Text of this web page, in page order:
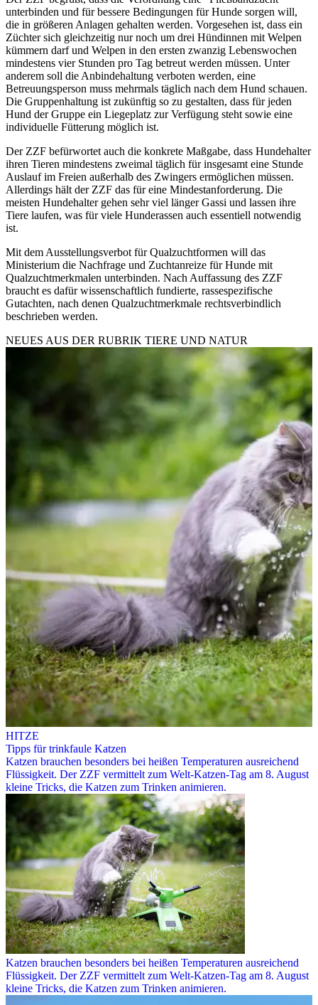
unterbinden und für bessere Bedingungen für Hunde sorgen will,
die in größeren Anlagen gehalten werden. Vorgesehen ist, dass ein
Züchter sich gleichzeitig nur noch um drei Hündinnen mit Welpen
kümmern darf und Welpen in den ersten zwanzig Lebenswochen
mindestens vier Stunden pro Tag betreut werden müssen. Unter
anderem soll die Anbindehaltung verboten werden, eine
Betreuungsperson muss mehrmals täglich nach dem Hund schauen.
Die Gruppenhaltung ist zukünftig so zu gestalten, dass für jeden
Hund der Gruppe ein Liegeplatz zur Verfügung steht sowie eine
individuelle Fütterung möglich ist.
Der ZZF befürwortet auch die konkrete Maßgabe, dass Hundehalter
ihren Tieren mindestens zweimal täglich für insgesamt eine Stunde
Auslauf im Freien außerhalb des Zwingers ermöglichen müssen.
Allerdings hält der ZZF das für eine Mindestanforderung. Die
meisten Hundehalter gehen sehr viel länger Gassi und lassen ihre
Tiere laufen, was für viele Hunderassen auch essentiell notwendig
ist.
Mit dem Ausstellungsverbot für Qualzuchtformen will das
Ministerium die Nachfrage und Zuchtanreize für Hunde mit
Qualzuchtmerkmalen unterbinden. Nach Auffassung des ZZF
braucht es dafür wissenschaftlich fundierte, rassespezifische
Gutachten, nach denen Qualzuchtmerkmale rechtsverbindlich
beschrieben werden.
NEUES AUS DER RUBRIK TIERE UND NATUR
HITZE
Tipps für trinkfaule Katzen
Katzen brauchen besonders bei heißen Temperaturen ausreichend
Flüssigkeit. Der ZZF vermittelt zum Welt-Katzen-Tag am 8. August
kleine Tricks, die Katzen zum Trinken animieren.
Katzen brauchen besonders bei heißen Temperaturen ausreichend
Flüssigkeit. Der ZZF vermittelt zum Welt-Katzen-Tag am 8. August
kleine Tricks, die Katzen zum Trinken animieren.